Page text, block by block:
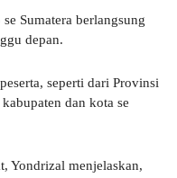
Sumatera berlangsung
depan.
seperti dari Provinsi
dan kota se
Yondrizal menjelaskan,